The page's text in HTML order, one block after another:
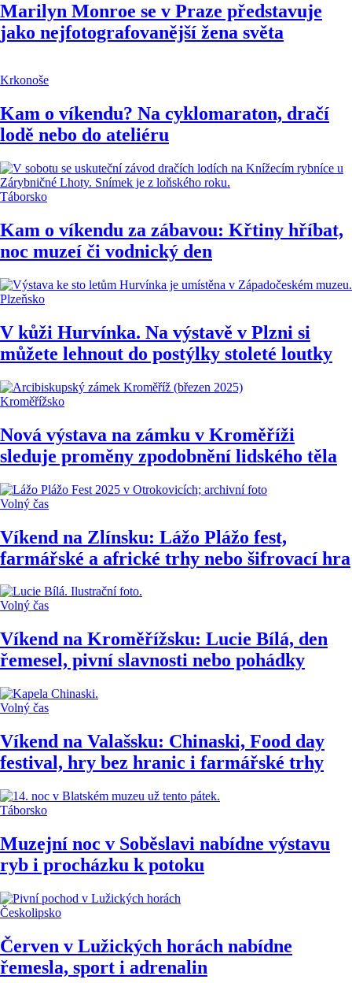
Marilyn Monroe se v Praze představuje
jako nejfotografovanější žena světa
Krkonoše
Kam o víkendu? Na cyklomaraton, dračí
lodě nebo do ateliéru
Táborsko
Kam o víkendu za zábavou: Křtiny hříbat,
noc muzeí či vodnický den
Plzeňsko
V kůži Hurvínka. Na výstavě v Plzni si
můžete lehnout do postýlky stoleté loutky
Kroměřížsko
Nová výstava na zámku v Kroměříži
sleduje proměny zpodobnění lidského těla
Volný čas
Víkend na Zlínsku: Lážo Plážo fest,
farmářské a africké trhy nebo šifrovací hra
Volný čas
Víkend na Kroměřížsku: Lucie Bílá, den
řemesel, pivní slavnosti nebo pohádky
Volný čas
Víkend na Valašsku: Chinaski, Food day
festival, hry bez hranic i farmářské trhy
Táborsko
Muzejní noc v Soběslavi nabídne výstavu
ryb i procházku k potoku
Českolipsko
Červen v Lužických horách nabídne
řemesla, sport i adrenalin